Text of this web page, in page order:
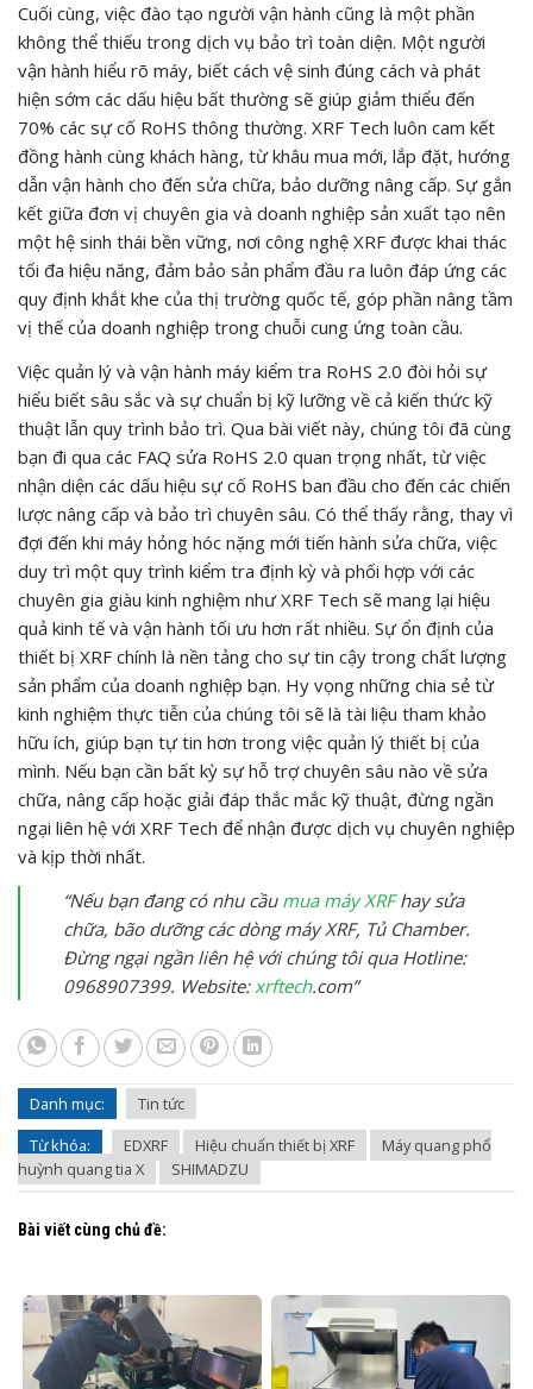
Cuối cùng, việc đào tạo người vận hành cũng là một phần
không thể thiếu trong dịch vụ bảo trì toàn diện. Một người
vận hành hiểu rõ máy, biết cách vệ sinh đúng cách và phát
hiện sớm các dấu hiệu bất thường sẽ giúp giảm thiểu đến
70% các sự cố RoHS thông thường. XRF Tech luôn cam kết
đồng hành cùng khách hàng, từ khâu mua mới, lắp đặt, hướng
dẫn vận hành cho đến sửa chữa, bảo dưỡng nâng cấp. Sự gắn
kết giữa đơn vị chuyên gia và doanh nghiệp sản xuất tạo nên
một hệ sinh thái bền vững, nơi công nghệ XRF được khai thác
tối đa hiệu năng, đảm bảo sản phẩm đầu ra luôn đáp ứng các
quy định khắt khe của thị trường quốc tế, góp phần nâng tầm
vị thế của doanh nghiệp trong chuỗi cung ứng toàn cầu.
Việc quản lý và vận hành máy kiểm tra RoHS 2.0 đòi hỏi sự
hiểu biết sâu sắc và sự chuẩn bị kỹ lưỡng về cả kiến thức kỹ
thuật lẫn quy trình bảo trì. Qua bài viết này, chúng tôi đã cùng
bạn đi qua các FAQ sửa RoHS 2.0 quan trọng nhất, từ việc
nhận diện các dấu hiệu sự cố RoHS ban đầu cho đến các chiến
lược nâng cấp và bảo trì chuyên sâu. Có thể thấy rằng, thay vì
đợi đến khi máy hỏng hóc nặng mới tiến hành sửa chữa, việc
duy trì một quy trình kiểm tra định kỳ và phối hợp với các
chuyên gia giàu kinh nghiệm như XRF Tech sẽ mang lại hiệu
quả kinh tế và vận hành tối ưu hơn rất nhiều. Sự ổn định của
thiết bị XRF chính là nền tảng cho sự tin cậy trong chất lượng
sản phẩm của doanh nghiệp bạn. Hy vọng những chia sẻ từ
kinh nghiệm thực tiễn của chúng tôi sẽ là tài liệu tham khảo
hữu ích, giúp bạn tự tin hơn trong việc quản lý thiết bị của
mình. Nếu bạn cần bất kỳ sự hỗ trợ chuyên sâu nào về sửa
chữa, nâng cấp hoặc giải đáp thắc mắc kỹ thuật, đừng ngần
ngại liên hệ với XRF Tech để nhận được dịch vụ chuyên nghiệp
và kịp thời nhất.
“Nếu bạn đang có nhu cầu mua máy XRFhay sửa
chữa, bão dưỡng các dòng máy XRF, Tủ Chamber.
Đừng ngại ngần liên hệ với chúng tôi qua Hotline:
0968907399. Website: xrftech.com”
Danh mục:
Tin tức
Từ khóa:
EDXRF Hiệu chuẩn thiết bị XRF
Máy quang phổ
huỳnh quang tia X
SHIMADZU
Bài viết cùng chủ đề: